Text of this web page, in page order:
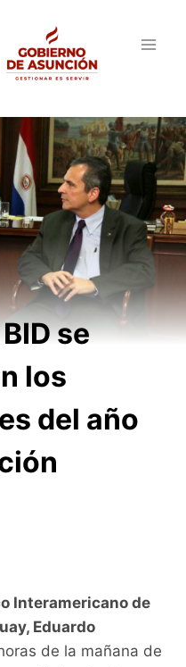
se
los
del año
Interamericano de
Eduardo
de la mañana de